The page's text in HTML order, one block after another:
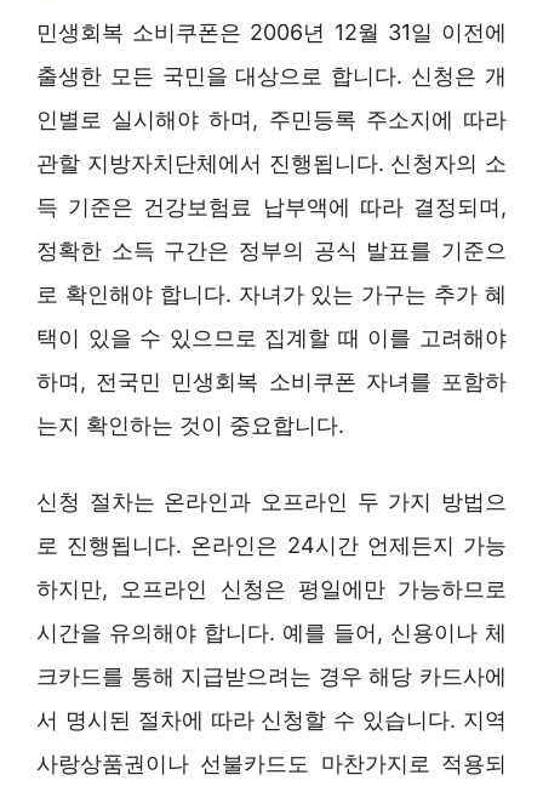
민생회복 소비쿠폰은 2006년 12월 31일 이전에
출생한 모든 국민을 대상으로 합니다. 신청은 개
인별로 실시해야 하며, 주민등록 주소지에 따라
관할 지방자치단체에서 진행됩니다. 신청자의 소
득 기준은 건강보험료 납부액에 따라 결정되며,
정확한 소득 구간은 정부의 공식 발표를 기준으
로 확인해야 합니다. 자녀가 있는 가구는 추가 혜
택이 있을 수 있으므로 집계할 때 이를 고려해야
하며, 전국민 민생회복 소비쿠폰 자녀를 포함하
는지 확인하는 것이 중요합니다.
신청 절차는 온라인과 오프라인 두 가지 방법으
로 진행됩니다. 온라인은 24시간 언제든지 가능
하지만, 오프라인 신청은 평일에만 가능하므로
시간을 유의해야 합니다. 예를 들어, 신용이나 체
크카드를 통해 지급받으려는 경우 해당 카드사에
서 명시된 절차에 따라 신청할 수 있습니다. 지역
사랑상품권이나 선불카드도 마찬가지로 적용되